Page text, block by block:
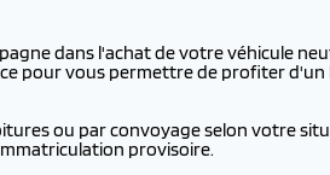
dans l'achat de votre véhicule
pour vous permettre de profiter d'un
ou par convoyage selon votre
provisoire.